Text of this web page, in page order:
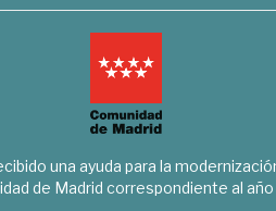
una ayuda para la
de Madrid correspondiente al